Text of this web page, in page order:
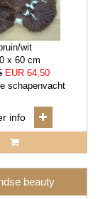
bruin/wit
x 60 cm
EUR 64,50
schapenvacht
info
beauty